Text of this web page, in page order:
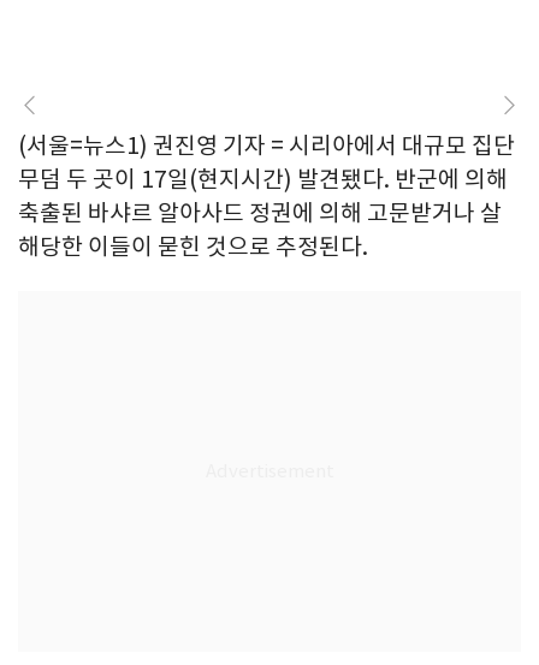
(서울=뉴스1) 권진영 기자 = 시리아에서 대규모 집단
무덤 두 곳이 17일(현지시간) 발견됐다. 반군에 의해
축출된 바샤르 알아사드 정권에 의해 고문받거나 살
해당한 이들이 묻힌 것으로 추정된다.